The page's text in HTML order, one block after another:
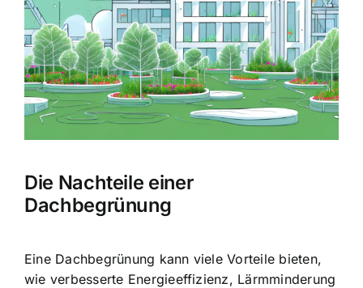
Die Nachteile einer
Dachbegrünung
Eine Dachbegrünung kann viele Vorteile bieten,
wie verbesserte Energieeffizienz, Lärmminderung